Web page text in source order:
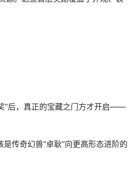
”后，真正的宝藏之门方才开启——
传奇幻兽“卓耿”向更高形态进阶的